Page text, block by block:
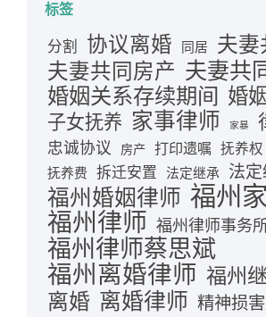
标签
分割 协议离婚 同居 夫妻
夫妻共同房产 夫妻共
婚姻关系存续期间 婚
子女抚养 家事律师 家暴
忠诚协议 房产 打印遗嘱 抚养权
抚养费 拆迁安置 法定继承 法
福州婚姻律师 福州
福州律师 福州律师事务
福州律师蔡思斌
福州离婚律师 福州
离婚 离婚律师 精神损